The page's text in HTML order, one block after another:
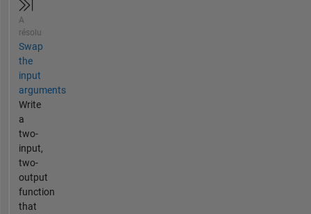
A
résolu
Swap
the
input
arguments
Write
a
two-
input,
two-
output
function
that